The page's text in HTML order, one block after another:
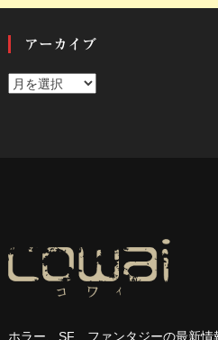
アーカイブ
ア
ホラー、SF 、ファンタジーの最新情